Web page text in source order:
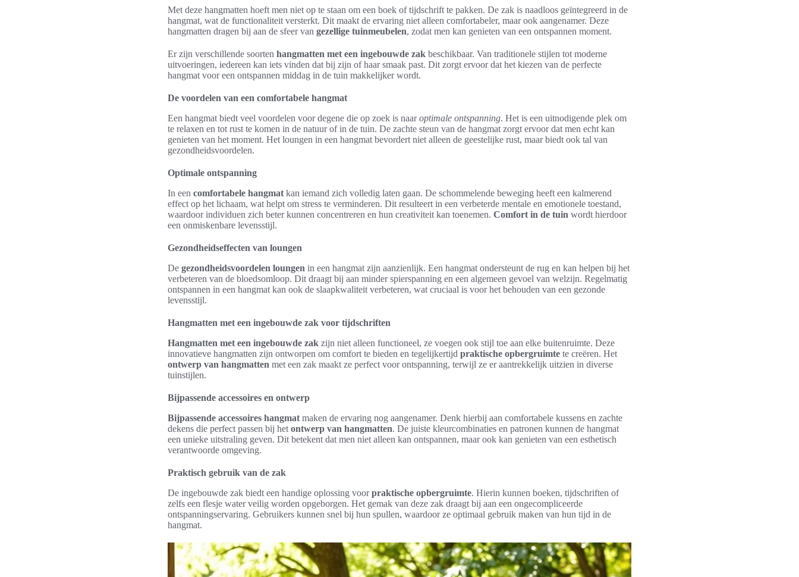
Met deze hangmatten hoeft men niet op te staan om een boek of tijdschrift te pakken. De zak is naadloos geïntegreerd in de
hangmat, wat de functionaliteit versterkt. Dit maakt de ervaring niet alleen comfortabeler, maar ook aangenamer. Deze
hangmatten dragen bij aan de sfeer van gezellige tuinmeubelen, zodat men kan genieten van een ontspannen moment.
Er zijn verschillende soorten hangmatten met een ingebouwde zak beschikbaar. Van traditionele stijlen tot moderne
uitvoeringen, iedereen kan iets vinden dat bij zijn of haar smaak past. Dit zorgt ervoor dat het kiezen van de perfecte
hangmat voor een ontspannen middag in de tuin makkelijker wordt.
De voordelen van een comfortabele hangmat
Een hangmat biedt veel voordelen voor degene die op zoek is naaroptimale ontspanning. Het is een uitnodigende plek om
te relaxen en tot rust te komen in de natuur of in de tuin. De zachte steun van de hangmat zorgt ervoor dat men echt kan
genieten van het moment. Het loungen in een hangmat bevordert niet alleen de geestelijke rust, maar biedt ook tal van
gezondheidsvoordelen.
Optimale ontspanning
In een comfortabele hangmat kan iemand zich volledig laten gaan. De schommelende beweging heeft een kalmerend
effect op het lichaam, wat helpt om stress te verminderen. Dit resulteert in een verbeterde mentale en emotionele toestand,
waardoor individuen zich beter kunnen concentreren en hun creativiteit kan toenemen. Comfort in de tuin wordt hierdoor
een onmiskenbare levensstijl.
Gezondheidseffecten van loungen
De gezondheidsvoordelen loungen in een hangmat zijn aanzienlijk. Een hangmat ondersteunt de rug en kan helpen bij het
verbeteren van de bloedsomloop. Dit draagt bij aan minder spierspanning en een algemeen gevoel van welzijn. Regelmatig
ontspannen in een hangmat kan ook de slaapkwaliteit verbeteren, wat cruciaal is voor het behouden van een gezonde
levensstijl.
Hangmatten met een ingebouwde zak voor tijdschriften
Hangmatten met een ingebouwde zak zijn niet alleen functioneel, ze voegen ook stijl toe aan elke buitenruimte. Deze
innovatieve hangmatten zijn ontworpen om comfort te bieden en tegelijkertijd praktische opbergruimte te creëren. Het
ontwerp van hangmatten met een zak maakt ze perfect voor ontspanning, terwijl ze er aantrekkelijk uitzien in diverse
tuinstijlen.
Bijpassende accessoires en ontwerp
Bijpassende accessoires hangmat maken de ervaring nog aangenamer. Denk hierbij aan comfortabele kussens en zachte
dekens die perfect passen bij het ontwerp van hangmatten. De juiste kleurcombinaties en patronen kunnen de hangmat
een unieke uitstraling geven. Dit betekent dat men niet alleen kan ontspannen, maar ook kan genieten van een esthetisch
verantwoorde omgeving.
Praktisch gebruik van de zak
De ingebouwde zak biedt een handige oplossing voorpraktische opbergruimte. Hierin kunnen boeken, tijdschriften of
zelfs een flesje water veilig worden opgeborgen. Het gemak van deze zak draagt bij aan een ongecompliceerde
ontspanningservaring. Gebruikers kunnen snel bij hun spullen, waardoor ze optimaal gebruik maken van hun tijd in de
hangmat.